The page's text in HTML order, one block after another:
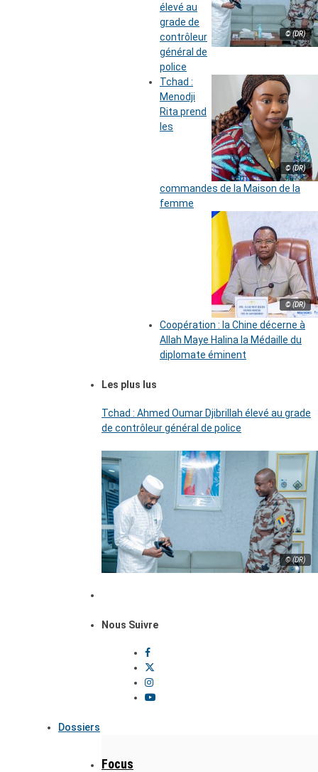
© (DR)
élevé au
grade de
contrôleur
général de
police
© (DR)
Tchad :
Menodji
Rita prend
les
commandes de la Maison de la
femme
© (DR)
Coopération : la Chine décerne à
Allah Maye Halina la Médaille du
diplomate éminent
Les plus lus
Tchad : Ahmed Oumar Djibrillah élevé au grade
de contrôleur général de police
© (DR)
Nous Suivre
Dossiers
Focus